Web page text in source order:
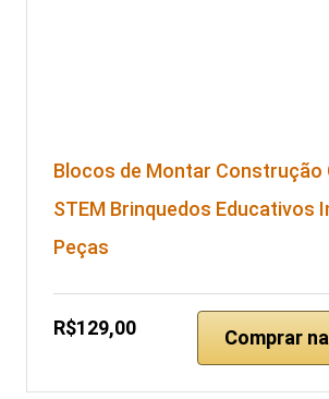
Blocos de Montar Construção
STEM Brinquedos Educativos
Peças
R$129,00 Comprar